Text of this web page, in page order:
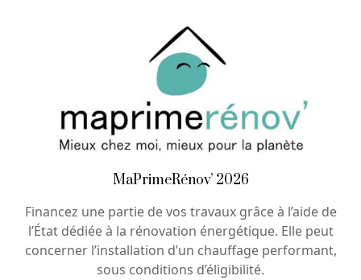
MaPrimeRénov’ 2026
Financez une partie de vos travaux grâce à l’aide de
l’État dédiée à la rénovation énergétique. Elle peut
concerner l’installation d’un chauffage performant,
sous conditions d’éligibilité.